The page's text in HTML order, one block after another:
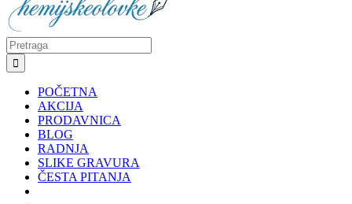
Search
for:
POČETNA
AKCIJA
PRODAVNICA
BLOG
RADNJA
SLIKE GRAVURA
ČESTA PITANJA